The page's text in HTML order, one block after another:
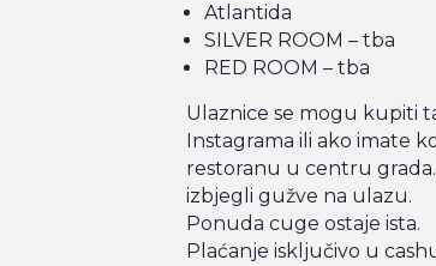
Atlantida
SILVER ROOM – tba
RED ROOM – tba
Ulaznice se mogu kupiti
Instagrama ili ako imate
restoranu u centru
izbjegli gužve na ulazu.
Ponuda cuge ostaje ista.
Plaćanje isključivo u